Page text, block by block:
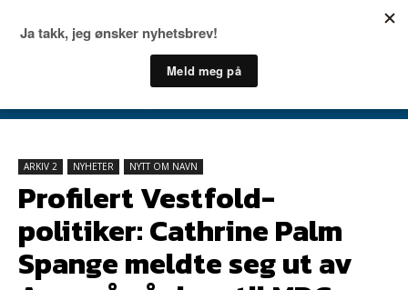
ARKIV 2 NYHETER NYTT OM NAVN
Profilert Vestfold-
politiker: Cathrine Palm
Spange meldte seg ut av